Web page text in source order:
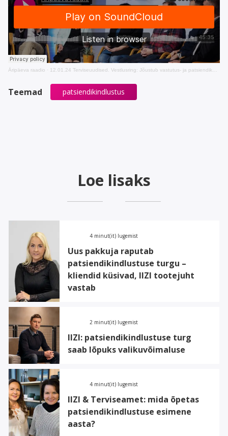
Äripäeva raadio · 12.01.24 Terviseuudised. Vestlusring: Jõustub vastutus- ja patsiendikaitseseadus
Teemad patsiendikindlustus
Loe lisaks
4 minut(it) lugemist
Uus pakkuja raputab
patsiendikindlustuse turgu –
kliendid küsivad, IIZI tootejuht
vastab
2 minut(it) lugemist
IIZI: patsiendikindlustuse turg
saab lõpuks valikuvõimaluse
4 minut(it) lugemist
IIZI & Terviseamet: mida õpetas
patsiendikindlustuse esimene
aasta?